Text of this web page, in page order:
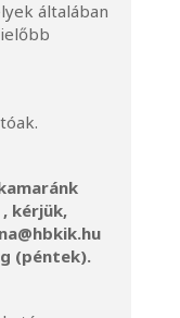
általában
kérjük,
(péntek).